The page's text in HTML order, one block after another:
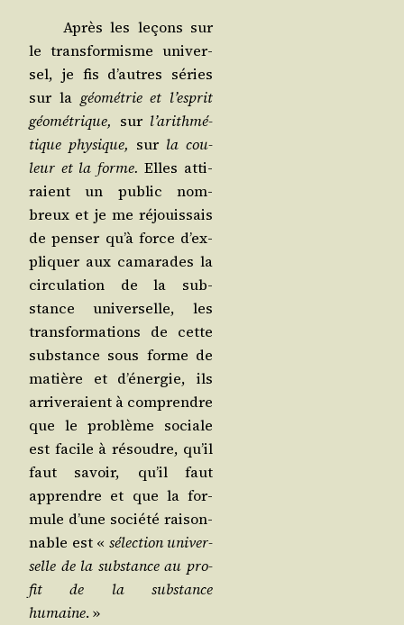
Après les leçons sur
le trans­for­misme uni­ver­
sel, je fis d’autres séries
sur la géo­mé­trie et l’es­prit
géo­mé­trique, sur l’a­rith­mé­
tique phy­sique, sur la cou­
leur et la forme.Elles atti­
raient un public nom­
breux et je me réjouis­sais
de pen­ser qu’à force d’ex­
pli­quer aux cama­rades la
cir­cu­la­tion de la sub­
stance uni­ver­selle, les
trans­for­ma­tions de cette
sub­stance sous forme de
matière et d’éner­gie, ils
arri­ve­raient à com­prendre
que le pro­blème sociale
est facile à résoudre, qu’il
faut savoir, qu’il faut
apprendre et que la for­
mule d’une socié­té rai­son­
nable est « sélec­tion uni­ver­
selle de la sub­stance au pro­
fit de la sub­stance
humaine. »